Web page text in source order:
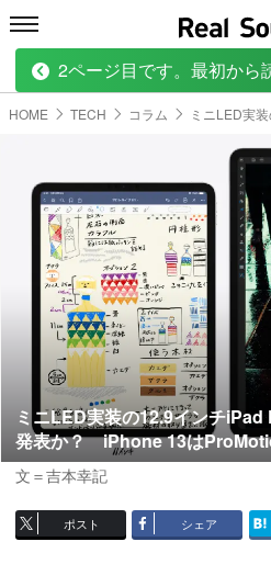
HOME MUSIC MOVIE
HOME TECH コラム ミニLED実
ミニLED実装の12.9インチ
発表か？ iPhone 13は
文＝吉本幸記
ポスト シェア
2ページ目です。最初から